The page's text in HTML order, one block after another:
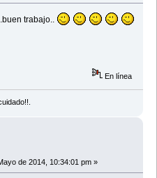
trabajo..
En línea
de 2014, 10:34:01 pm »